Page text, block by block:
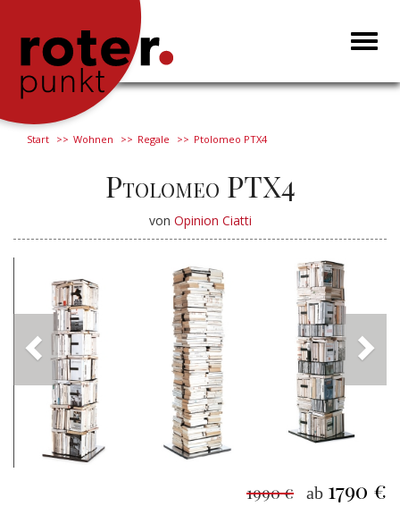
Start Wohnen Regale Ptolomeo PTX4
Ptolomeo PTX4
von Opinion Ciatti
Previous Next
1990 € ab 1790 €